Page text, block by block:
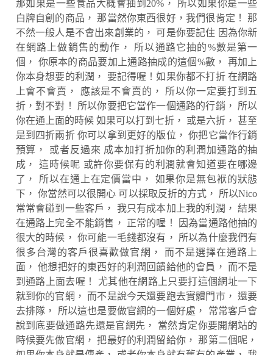
那如果是一些食品大概會抽到20%， 所以如果你是一些
白牌自創的商品， 那當然你東西很好，我們很肯定！ 那
不然一般人是不會出來創業的， 可是你要記住 因為你新
在網路上做銷售的動作， 所以通路它抽的%數是第一
個， 你原本的商品要加上通路抽成的這個%數， 再加上
你本身想要的利潤， 要記得喔！如果你都不打折 在網路
上會不會賣， 應該是不會賣的， 所以你一定要打到五
折，對不對！ 所以你要把它當作一個通路的行銷， 所以
你在通上面的時候 如果可以打到七折， 或是六折， 甚至
是到四折兩折 你可以拿到更好的版位， 你把它當作行銷
預算， 或者反過來 成本加打折加你的利潤加通路的抽
成， 這時候呢 或許你要保有的利潤就會知道要在哪邊
了， 所以在通上在定價當中， 如果你是無包袱的狀態
下， 你當然可以很開心 可以採取反折的方式， 所以Nico
常常會碰到一些客戶， 我只有成本加上我的利潤， 結果
在通路上完全不能銷售， 正常的喔！ 因為當通路他抽的
很大的時候， 你可能一毛錢都沒有， 所以為什麼我們有
很多台灣的客戶很喜歡做官網， 而不是選擇在通路上
面， 他想把好的東西好的利潤回饋給他的會員， 而不是
到通路上面去喔！ 尤其他在網路上只要打這個網址一下
就到你的官網， 而不是說今天還要跑去實體門市， 還要
去排隊， 所以這也是要做官網的一個好處， 常常客戶會
說到底要做通路先還是官網先， 當然肯定你要開網站的
時候要先做官網， 把最好的利潤留給你， 那第二個呢，